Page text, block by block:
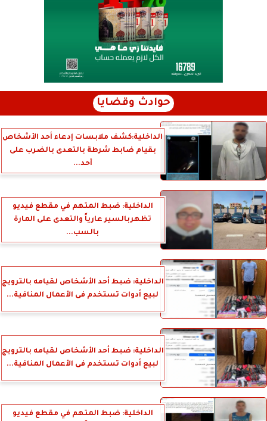
حوادث وقضايا
الداخلية:كشف ملابسات إدعاء أحد الأشخاص
بقيام ضابط شرطة بالتعدى بالضرب على
أحد...
الداخلية: ضبط المتهم في مقطع فيديو
تظهربالسير عارياً والتعدى على المارة
بالسب...
الداخلية: ضبط أحد الأشخاص لقيامه بالترويج
لبيع أدوات تستخدم فى الأعمال المنافية...
الداخلية: ضبط أحد الأشخاص لقيامه بالترويج
لبيع أدوات تستخدم فى الأعمال المنافية...
الداخلية: ضبط المتهم في مقطع فيديو